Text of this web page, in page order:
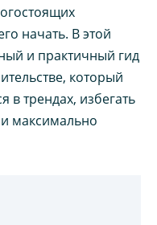
начать. В этой
и практичный гид
который
в трендах, избегать
максимально